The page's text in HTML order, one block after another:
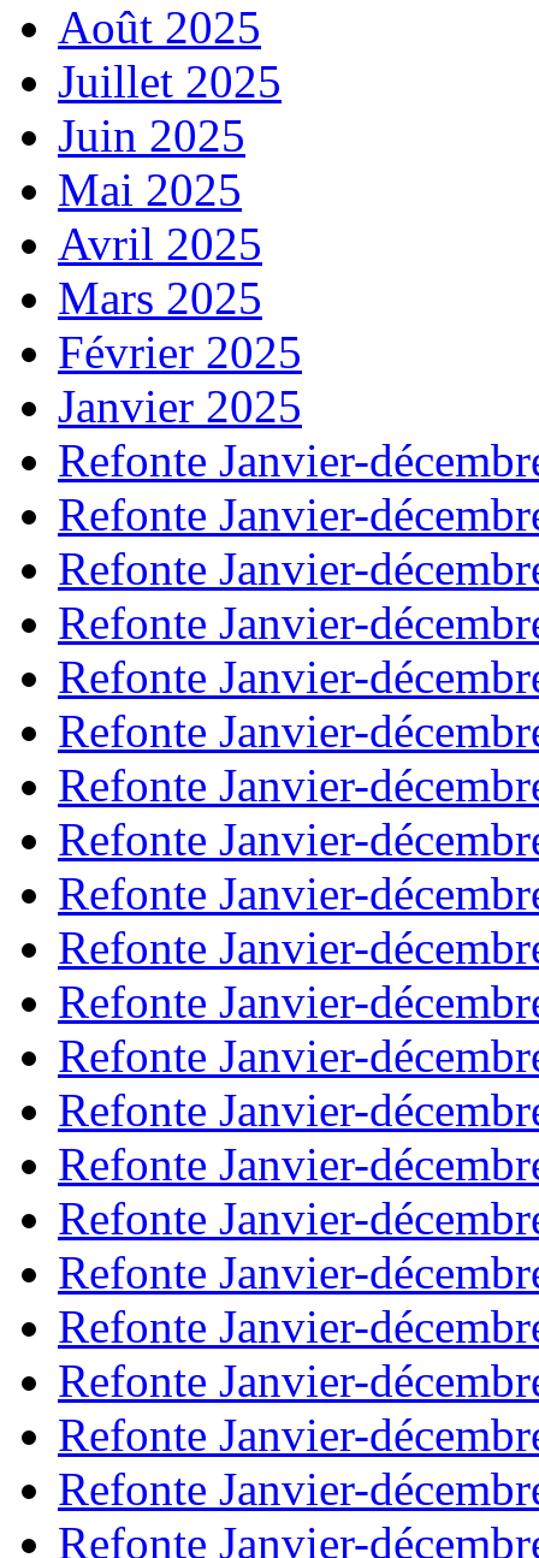
Août 2025
Juillet 2025
Juin 2025
Mai 2025
Avril 2025
Mars 2025
Février 2025
Janvier 2025
Refonte Janvier-
Refonte Janvier-
Refonte Janvier-
Refonte Janvier-
Refonte Janvier-
Refonte Janvier-
Refonte Janvier-
Refonte Janvier-
Refonte Janvier-
Refonte Janvier-
Refonte Janvier-
Refonte Janvier-
Refonte Janvier-
Refonte Janvier-
Refonte Janvier-
Refonte Janvier-
Refonte Janvier-
Refonte Janvier-
Refonte Janvier-
Refonte Janvier-
Refonte Janvier-